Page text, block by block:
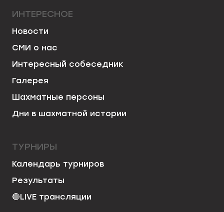
ИНТЕРЕСНОЕ
Новости
СМИ о нас
Интересный собеседник
Галерея
Шахматные персоны
Дни в шахматной истории
ТУРНИРЫ
Календарь турниров
Результаты
🔴LIVE трансляции